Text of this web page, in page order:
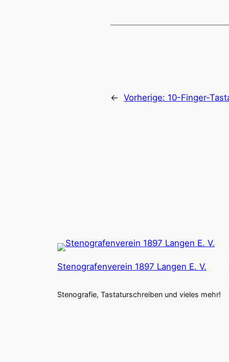
← Vorherige: 10-Finger-
Stenografenverein 1897 Langen E. V.
Stenografie, Tastaturschreiben und vieles mehr!